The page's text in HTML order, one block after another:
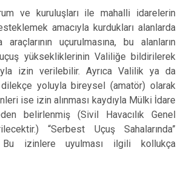
ve kuruluşları ile mahalli idarelerin
amacıyla kurdukları alanlarda
uçurulmasına, bu alanların
uçuş yüksekliklerinin Valiliğe bildirilerek
izin verilebilir. Ayrıca Valilik ya da
dilekçe yoluyla bireysel (amatör) olarak
ise izin alınması kaydıyla Mülki İdare
belirlenmiş (Sivil Havacılık Genel
“Serbest Uçuş Sahalarında”
Bu izinlere uyulması ilgili kollukça